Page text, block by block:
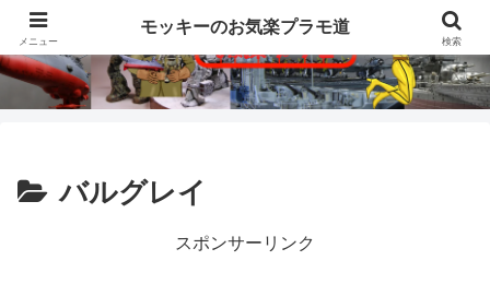
バルグレイ
スポンサーリンク
メニュー
モッキーのお気楽プラモ道
検索